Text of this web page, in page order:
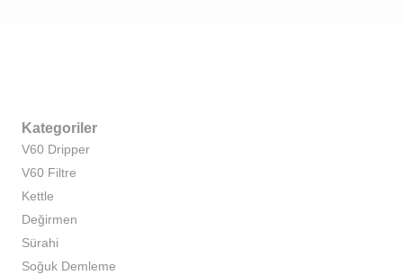
Kategoriler
V60 Dripper
V60 Filtre
Kettle
Değirmen
Sürahi
Soğuk Demleme